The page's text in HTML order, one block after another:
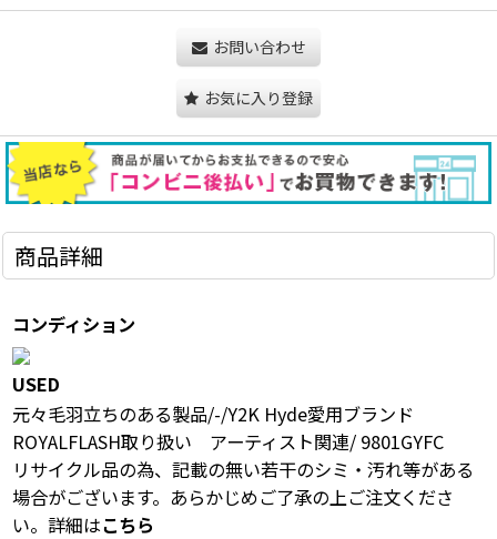
お問い合わせ
お気に入り登録
商品詳細
コンディション
USED
元々毛羽立ちのある製品/-/Y2K Hyde愛用ブランド
ROYALFLASH取り扱い アーティスト関連/ 9801GYFC
リサイクル品の為、記載の無い若干のシミ・汚れ等がある
場合がございます。あらかじめご了承の上ご注文くださ
い。詳細はこちら